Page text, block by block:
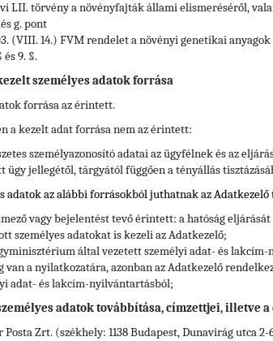
LII. törvény a növényfajták állami elismeréséről,
g. pont
(VIII. 14.) FVM rendelet a növényi genetikai
és 9. §.
személyes adatok forrása
forrása az érintett.
a kezelt adat forrása nem az érintett:
személyazonosító adatai az ügyfélnek és az
ügy jellegétől, tárgyától függően a tényállás
adatok az alábbi forrásokból juthatnak az
vagy bejelentést tevő érintett: a hatóság
személyes adatokat is kezeli az Adatkezelő;
által vezetett személyi adat- és
van a nyilatkozatára, azonban az Adatkezelő
adat- és lakcím-nyilvántartásból;
adatok továbbítása, címzettjei, illetve
Posta Zrt. (székhely: 1138 Budapest, Dunavirág utca